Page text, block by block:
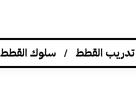
تدريب القطط سلوك القطط